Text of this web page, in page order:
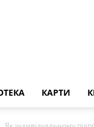
КАРТИ